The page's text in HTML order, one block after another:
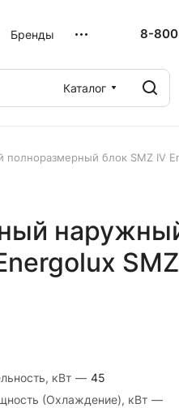
Бренды 8-
Каталог
блок SMZ IV
кВт — 45
(Охлаждение), кВт —